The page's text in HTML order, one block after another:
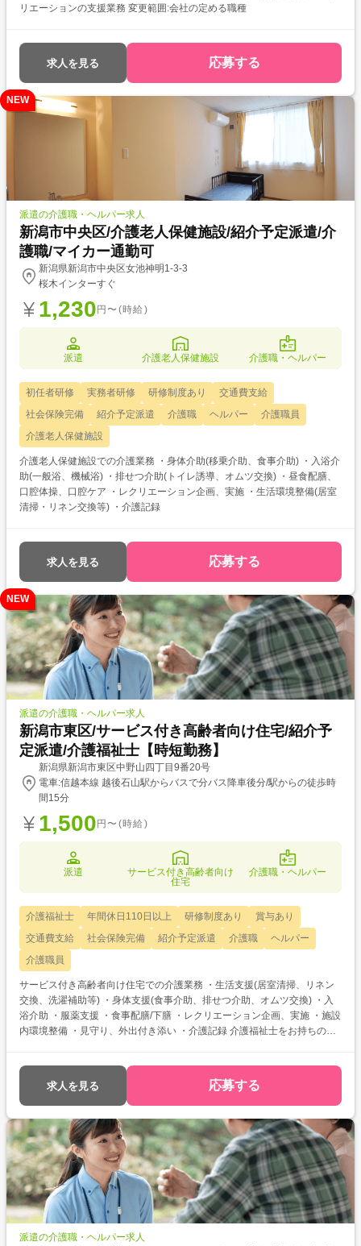
リエーションの支援業務 変更範囲:会社の定める職種
求人を見る 応募する
NEW
派遣の介護職・ヘルパー求人
新潟市中央区/介護老人保健施設/紹介予定派遣/介
護職/マイカー通勤可
新潟県新潟市中央区女池神明1-3-3
桜木インターすぐ
1,230 円〜(時給)
派遣 介護老人保健施設 介護職・ヘルパー
初任者研修 実務者研修 研修制度あり
交通費支給
社会保険完備
紹介予定派遣 介護職 ヘルパー
介護職員
介護老人保健施設
介護老人保健施設での介護業務 ・身体介助(移乗介助、食事介助) ・入浴介
助(一般浴、機械浴) ・排せつ介助(トイレ誘導、オムツ交換) ・昼食配膳、
口腔体操、口腔ケア ・レクリエーション企画、実施 ・生活環境整備(居室
清掃・リネン交換等) ・介護記録
求人を見る 応募する
NEW
派遣の介護職・ヘルパー求人
新潟市東区/サービス付き高齢者向け住宅/紹介予
定派遣/介護福祉士【時短勤務】
新潟県新潟市東区中野山四丁目9番20号
電車:信越本線 越後石山駅からバスで分バス降車後分/駅からの徒歩時
間15分
1,500 円〜(時給)
派遣
サービス付き高齢者向け
住宅
介護職・ヘルパー
介護福祉士 年間休日110日以上 研修制度あり
賞与あり
交通費支給
社会保険完備 紹介予定派遣 介護職
ヘルパー
介護職員
サービス付き高齢者向け住宅での介護業務 ・生活支援(居室清掃、リネン
交換、洗濯補助等) ・身体支援(食事介助、排せつ介助、オムツ交換) ・入
浴介助 ・服薬支援 ・食事配膳/下膳 ・レクリエーション企画、実施 ・施設
内環境整備 ・見守り、外出付き添い ・介護記録 介護福祉士をお持ちの方
い) ・対人スキルアップ (幅広20代～60代活躍中の職場でコミュニケーシ
ョン力を磨きたい)
求人を見る 応募する
派遣の介護職・ヘルパー求人